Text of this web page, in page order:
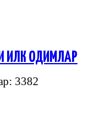
ОДИМЛАР
3382